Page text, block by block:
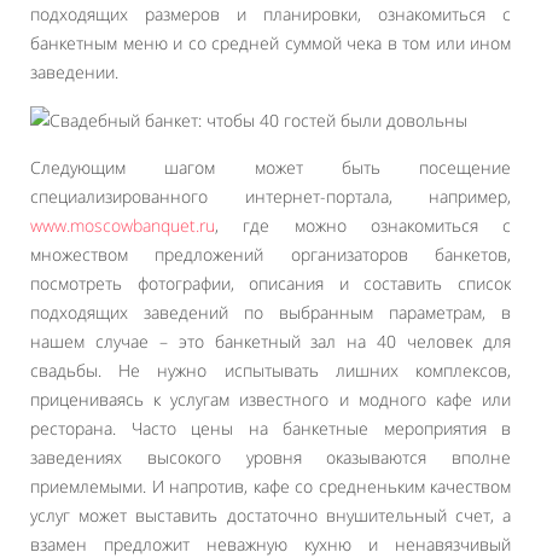
подходящих размеров и планировки, ознакомиться с
банкетным меню и со средней суммой чека в том или ином
заведении.
Следующим шагом может быть посещение
специализированного интернет-портала, например,
www.moscowbanquet.ru, где можно ознакомиться с
множеством предложений организаторов банкетов,
посмотреть фотографии, описания и составить список
подходящих заведений по выбранным параметрам, в
нашем случае – это банкетный зал на 40 человек для
свадьбы. Не нужно испытывать лишних комплексов,
прицениваясь к услугам известного и модного кафе или
ресторана. Часто цены на банкетные мероприятия в
заведениях высокого уровня оказываются вполне
приемлемыми. И напротив, кафе со средненьким качеством
услуг может выставить достаточно внушительный счет, а
взамен предложит неважную кухню и ненавязчивый